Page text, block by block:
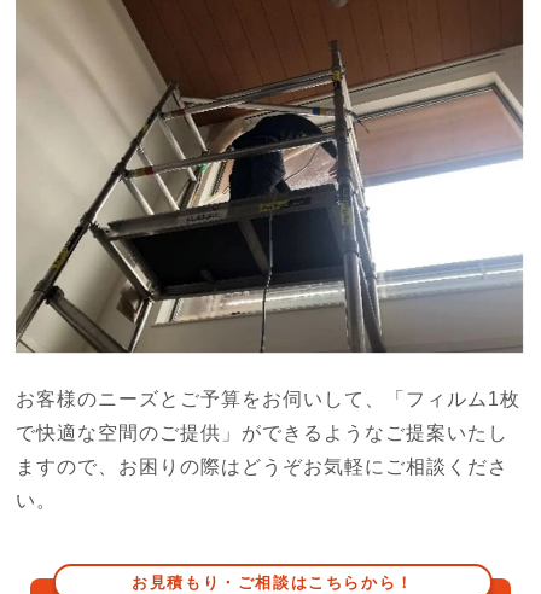
お客様のニーズとご予算をお伺いして、「フィルム1枚
で快適な空間のご提供」ができるようなご提案いたし
ますので、お困りの際はどうぞお気軽にご相談くださ
い。
お見積もり・ご相談はこちらから！